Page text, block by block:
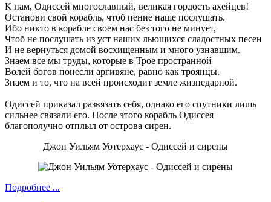
К нам, Одиссей многославный, великая гордость ахейцев!
Останови свой корабль, чтоб пение наше послушать.
Ибо никто в корабле своем нас без того не минует,
Чтоб не послушать из уст наших льющихся сладостных песен
И не вернуться домой восхищенным и много узнавшим.
Знаем все мы труды, которые в Трое пространной
Волей богов понесли аргивяне, равно как троянцы.
Знаем и то, что на всей происходит земле жизнедарной.
Одиссей приказал развязать себя, однако его спутники лишь
сильнее связали его. После этого корабль Одиссея
благополучно отплыл от острова сирен.
Джон Уильям Уотерхаус - Одиссей и сирены
Подробнее ...